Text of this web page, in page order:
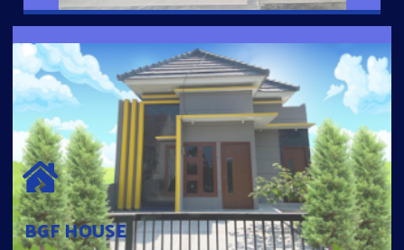
BGF HOUSE
BGF HOUSE
Hunian Mewah Pusat Kota dengan fasilitas Free Desain, Dapur,
Parkir Mobil dengan 3 Kamar Tidur dan 2 Kamar Mandi.